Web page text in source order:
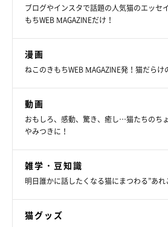
完全に溶けた？（笑）
ブログやインスタで話題の人気猫のエッセ
もちWEB MAGAZINEだけ！
漫画
ねこのきもちWEB MAGAZINE発！猫だら
動画
おもしろ、感動、驚き、癒し…猫たちのち
やみつきに！
雑学・豆知識
明日誰かに話したくなる猫にまつわる”あれ
猫グッズ